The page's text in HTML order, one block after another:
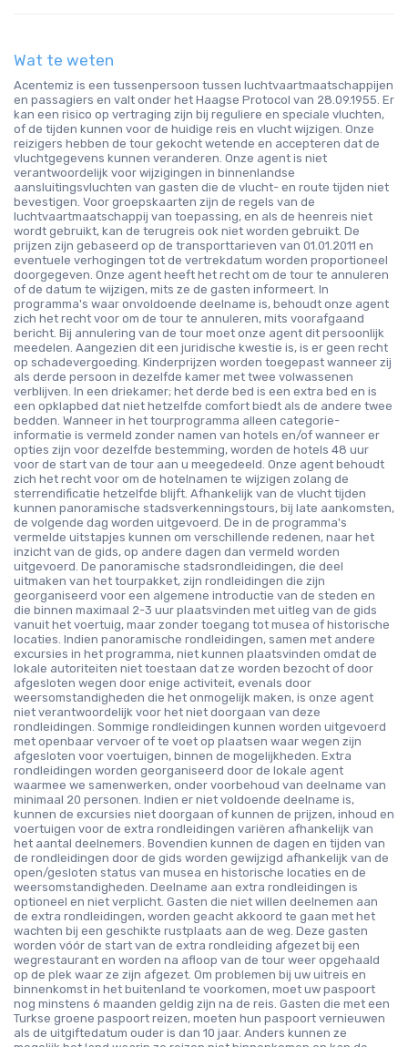
Wat te weten
Acentemiz is een tussenpersoon tussen luchtvaartmaatschappijen
en passagiers en valt onder het Haagse Protocol van 28.09.1955. Er
kan een risico op vertraging zijn bij reguliere en speciale vluchten,
of de tijden kunnen voor de huidige reis en vlucht wijzigen. Onze
reizigers hebben de tour gekocht wetende en accepteren dat de
vluchtgegevens kunnen veranderen. Onze agent is niet
verantwoordelijk voor wijzigingen in binnenlandse
aansluitingsvluchten van gasten die de vlucht- en route tijden niet
bevestigen. Voor groepskaarten zijn de regels van de
luchtvaartmaatschappij van toepassing, en als de heenreis niet
wordt gebruikt, kan de terugreis ook niet worden gebruikt. De
prijzen zijn gebaseerd op de transporttarieven van 01.01.2011 en
eventuele verhogingen tot de vertrekdatum worden proportioneel
doorgegeven. Onze agent heeft het recht om de tour te annuleren
of de datum te wijzigen, mits ze de gasten informeert. In
programma's waar onvoldoende deelname is, behoudt onze agent
zich het recht voor om de tour te annuleren, mits voorafgaand
bericht. Bij annulering van de tour moet onze agent dit persoonlijk
meedelen. Aangezien dit een juridische kwestie is, is er geen recht
op schadevergoeding. Kinderprijzen worden toegepast wanneer zij
als derde persoon in dezelfde kamer met twee volwassenen
verblijven. In een driekamer; het derde bed is een extra bed en is
een opklapbed dat niet hetzelfde comfort biedt als de andere twee
bedden. Wanneer in het tourprogramma alleen categorie-
informatie is vermeld zonder namen van hotels en/of wanneer er
opties zijn voor dezelfde bestemming, worden de hotels 48 uur
voor de start van de tour aan u meegedeeld. Onze agent behoudt
zich het recht voor om de hotelnamen te wijzigen zolang de
sterrendificatie hetzelfde blijft. Afhankelijk van de vlucht tijden
kunnen panoramische stadsverkenningstours, bij late aankomsten,
de volgende dag worden uitgevoerd. De in de programma's
vermelde uitstapjes kunnen om verschillende redenen, naar het
inzicht van de gids, op andere dagen dan vermeld worden
uitgevoerd. De panoramische stadsrondleidingen, die deel
uitmaken van het tourpakket, zijn rondleidingen die zijn
georganiseerd voor een algemene introductie van de steden en
die binnen maximaal 2-3 uur plaatsvinden met uitleg van de gids
vanuit het voertuig, maar zonder toegang tot musea of historische
locaties. Indien panoramische rondleidingen, samen met andere
excursies in het programma, niet kunnen plaatsvinden omdat de
lokale autoriteiten niet toestaan dat ze worden bezocht of door
afgesloten wegen door enige activiteit, evenals door
weersomstandigheden die het onmogelijk maken, is onze agent
niet verantwoordelijk voor het niet doorgaan van deze
rondleidingen. Sommige rondleidingen kunnen worden uitgevoerd
met openbaar vervoer of te voet op plaatsen waar wegen zijn
afgesloten voor voertuigen, binnen de mogelijkheden. Extra
rondleidingen worden georganiseerd door de lokale agent
waarmee we samenwerken, onder voorbehoud van deelname van
minimaal 20 personen. Indien er niet voldoende deelname is,
kunnen de excursies niet doorgaan of kunnen de prijzen, inhoud en
voertuigen voor de extra rondleidingen variëren afhankelijk van
het aantal deelnemers. Bovendien kunnen de dagen en tijden van
de rondleidingen door de gids worden gewijzigd afhankelijk van de
open/gesloten status van musea en historische locaties en de
weersomstandigheden. Deelname aan extra rondleidingen is
optioneel en niet verplicht. Gasten die niet willen deelnemen aan
de extra rondleidingen, worden geacht akkoord te gaan met het
wachten bij een geschikte rustplaats aan de weg. Deze gasten
worden vóór de start van de extra rondleiding afgezet bij een
wegrestaurant en worden na afloop van de tour weer opgehaald
op de plek waar ze zijn afgezet. Om problemen bij uw uitreis en
binnenkomst in het buitenland te voorkomen, moet uw paspoort
nog minstens 6 maanden geldig zijn na de reis. Gasten die met een
Turkse groene paspoort reizen, moeten hun paspoort vernieuwen
als de uitgiftedatum ouder is dan 10 jaar. Anders kunnen ze